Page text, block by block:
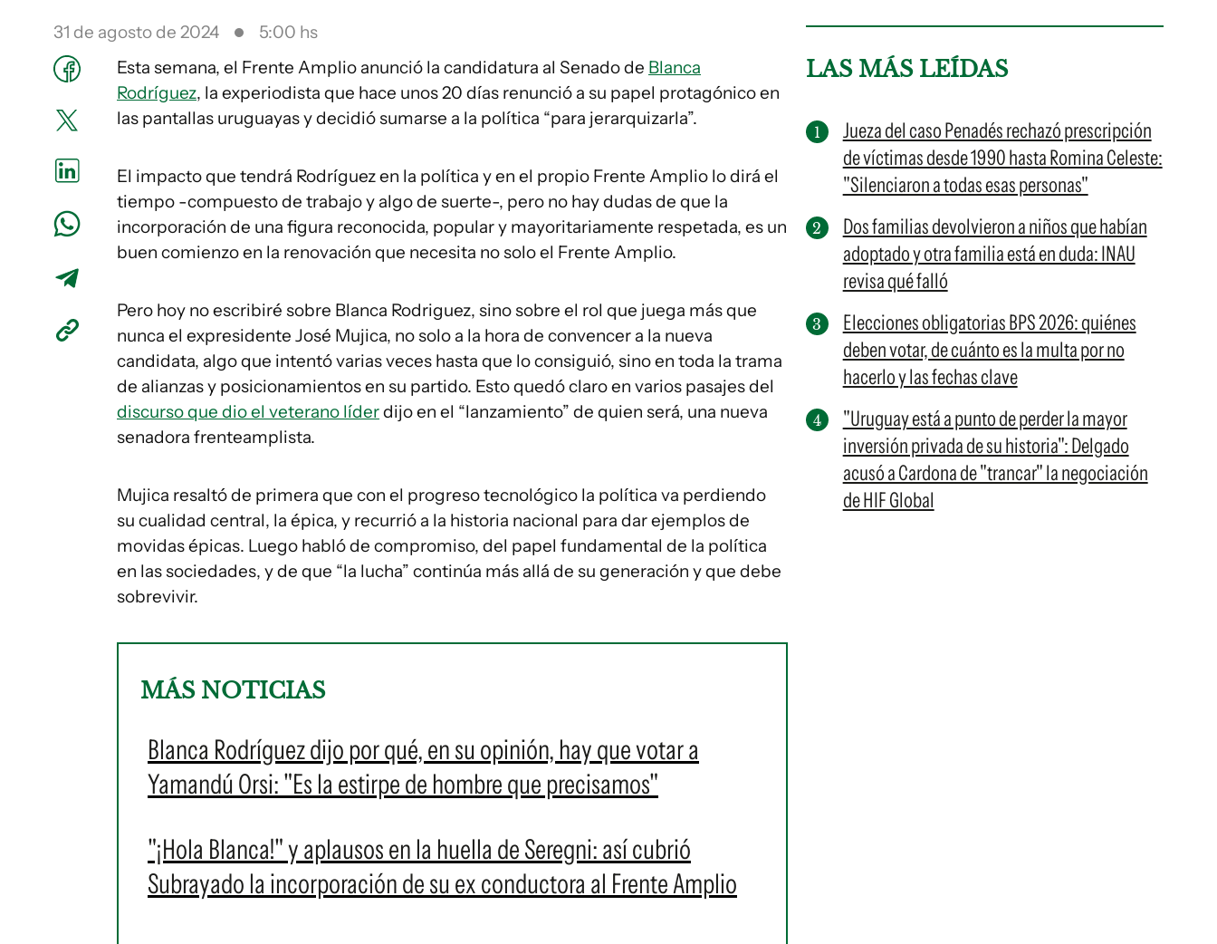
31 de agosto de 2024
5:00 hs
Esta semana, el Frente Amplio anunció la candidatura al Senado de Blanca
Rodríguez, la experiodista que hace unos 20 días renunció a su papel protagónico en
las pantallas uruguayas y decidió sumarse a la política “para jerarquizarla”.
El impacto que tendrá Rodríguez en la política y en el propio Frente Amplio lo dirá el
tiempo -compuesto de trabajo y algo de suerte-, pero no hay dudas de que la
incorporación de una figura reconocida, popular y mayoritariamente respetada, es un
buen comienzo en la renovación que necesita no solo el Frente Amplio.
Pero hoy no escribiré sobre Blanca Rodriguez, sino sobre el rol que juega más que
nunca el expresidente José Mujica, no solo a la hora de convencer a la nueva
candidata, algo que intentó varias veces hasta que lo consiguió, sino en toda la trama
de alianzas y posicionamientos en su partido. Esto quedó claro en varios pasajes del
discurso que dio el veterano líderdijo en el “lanzamiento” de quien será, una nueva
senadora frenteamplista.
Mujica resaltó de primera que con el progreso tecnológico la política va perdiendo
su cualidad central, la épica, y recurrió a la historia nacional para dar ejemplos de
movidas épicas. Luego habló de compromiso, del papel fundamental de la política
en las sociedades, y de que “la lucha” continúa más allá de su generación y que debe
sobrevivir.
MÁS NOTICIAS
Blanca Rodríguez dijo por qué, en su opinión, hay que votar a
Yamandú Orsi: "Es la estirpe de hombre que precisamos"
"¡Hola Blanca!" y aplausos en la huella de Seregni: así cubrió
Subrayado la incorporación de su ex conductora al Frente Amplio
LAS MÁS LEÍDAS
Jueza del caso Penadés rechazó prescripción
de víctimas desde 1990 hasta Romina Celeste:
"Silenciaron a todas esas personas"
Dos familias devolvieron a niños que habían
adoptado y otra familia está en duda: INAU
revisa qué falló
Elecciones obligatorias BPS 2026: quiénes
deben votar, de cuánto es la multa por no
hacerlo y las fechas clave
"Uruguay está a punto de perder la mayor
inversión privada de su historia": Delgado
acusó a Cardona de "trancar" la negociación
de HIF Global